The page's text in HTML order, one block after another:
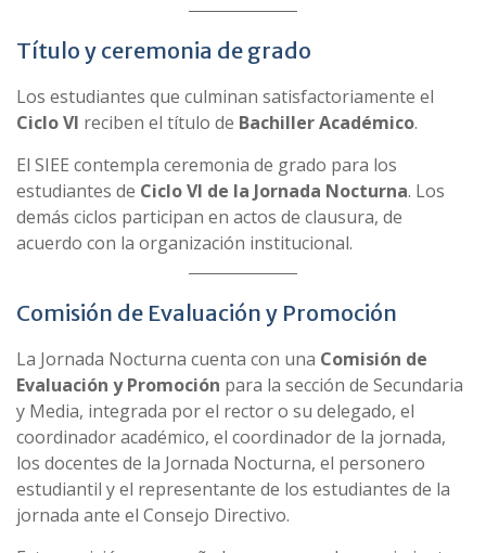
Título y ceremonia de grado
Los estudiantes que culminan satisfactoriamente el
Ciclo VI reciben el título de Bachiller Académico.
El SIEE contempla ceremonia de grado para los
estudiantes de Ciclo VI de la Jornada Nocturna. Los
demás ciclos participan en actos de clausura, de
acuerdo con la organización institucional.
Comisión de Evaluación y Promoción
La Jornada Nocturna cuenta con una Comisión de
Evaluación y Promoción para la sección de Secundaria
y Media, integrada por el rector o su delegado, el
coordinador académico, el coordinador de la jornada,
los docentes de la Jornada Nocturna, el personero
estudiantil y el representante de los estudiantes de la
jornada ante el Consejo Directivo.